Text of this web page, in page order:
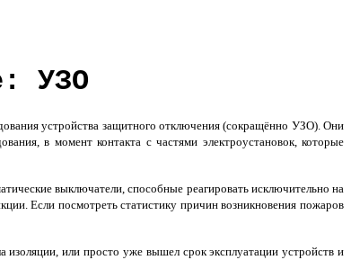
УЗО
устройства защитного отключения (сокращённо УЗО). Они
в момент контакта с частями электроустановок, которые
выключатели, способные реагировать исключительно на
Если посмотреть статистику причин возникновения пожаров
изоляции, или просто уже вышел срок эксплуатации устройств и